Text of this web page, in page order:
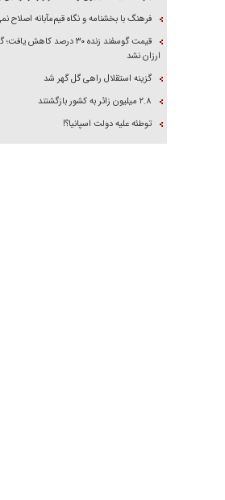
فرهنگ با بخشنامه و نگاه قیم‌مآبانه اصلاح
قیمت گوسفند زنده ۳۰ درصد کاهش
ارزان نشد
گزینه استقلال راهی گل گهر شد
۲.۸ میلیون زائر به کشور بازگشتند
توطئه علیه دولت اسپانیا؟!